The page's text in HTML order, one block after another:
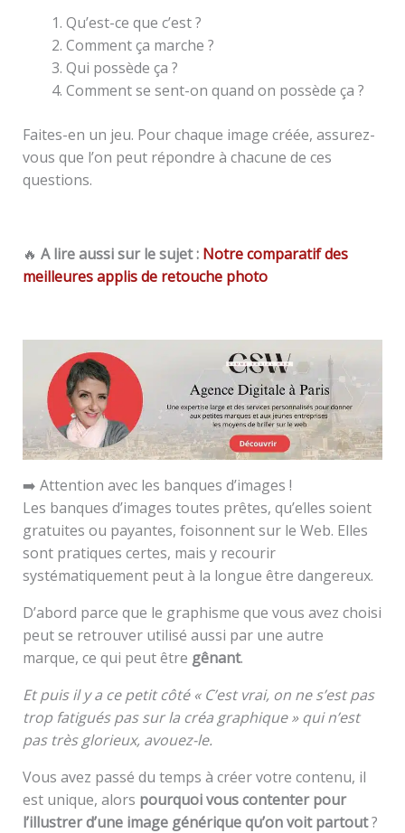
Qu’est-ce que c’est ?
Comment ça marche ?
Qui possède ça ?
Comment se sent-on quand on possède ça ?
Faites-en un jeu. Pour chaque image créée, assurez-
vous que l’on peut répondre à chacune de ces
questions.
🔥 A lire aussi sur le sujet : Notre comparatif des
meilleures applis de retouche photo
➡️ Attention avec les banques d’images !
Les banques d’images toutes prêtes, qu’elles soient
gratuites ou payantes, foisonnent sur le Web. Elles
sont pratiques certes, mais y recourir
systématiquement peut à la longue être dangereux.
D’abord parce que le graphisme que vous avez choisi
peut se retrouver utilisé aussi par une autre
marque, ce qui peut être gênant.
Et puis il y a ce petit côté « C’est vrai, on ne s’est pas
trop fatigués pas sur la créa graphique » qui n’est
pas très glorieux, avouez-le.
Vous avez passé du temps à créer votre contenu, il
est unique, alors pourquoi vous contenter pour
l’illustrer d’une image générique qu’on voit partout?